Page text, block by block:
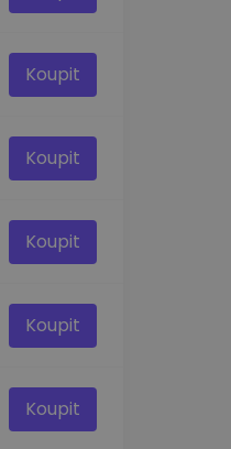
Koupit
Koupit
Koupit
Koupit
Koupit